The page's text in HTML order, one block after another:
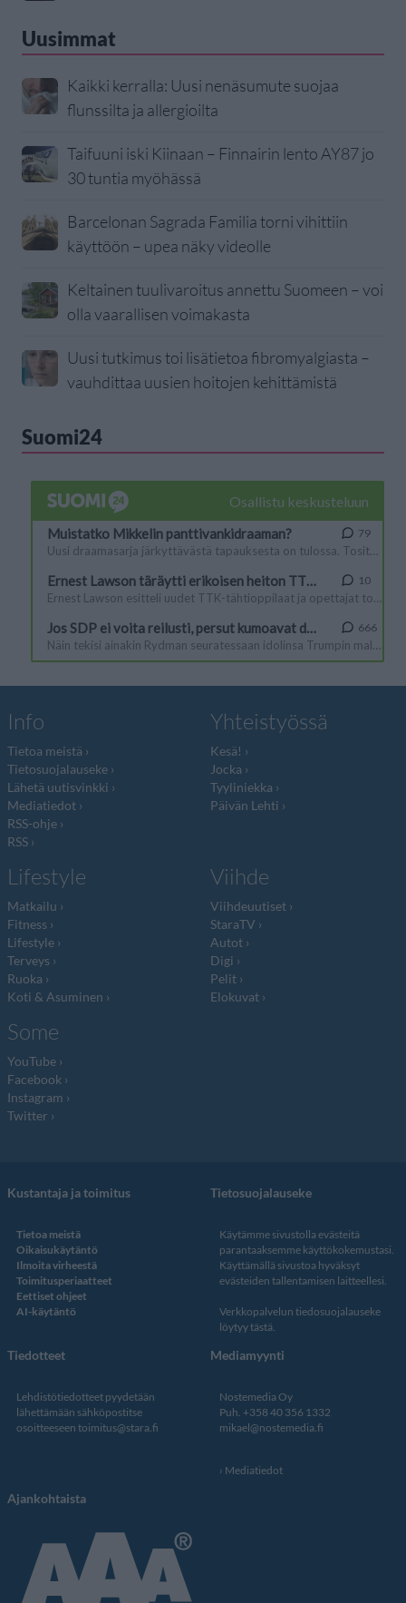
Uusimmat
Kaikki kerralla: Uusi nenäsumute suojaa
flunssilta ja allergioilta
Taifuuni iski Kiinaan – Finnairin lento AY87 jo
30 tuntia myöhässä
Barcelonan Sagrada Familia torni vihittiin
käyttöön – upea näky videolle
Keltainen tuulivaroitus annettu Suomeen – voi
olla vaarallisen voimakasta
Uusi tutkimus toi lisätietoa fibromyalgiasta –
vauhdittaa uusien hoitojen kehittämistä
Suomi24
Info
Tietoa meistä
Tietosuojalauseke
Lähetä uutisvinkki
Mediatiedot
RSS-ohje
RSS
Yhteistyössä
Kesä!
Jocka
Tyyliniekka
Päivän Lehti
Lifestyle
Matkailu
Fitness
Lifestyle
Terveys
Ruoka
Koti & Asuminen
Viihde
Viihdeuutiset
StaraTV
Autot
Digi
Pelit
Elokuvat
Some
YouTube
Facebook
Instagram
Twitter
Kustantaja ja toimitus
Tietoa meistä
Oikaisukäytäntö
Ilmoita virheestä
Toimitusperiaatteet
Eettiset ohjeet
AI-käytäntö
Tietosuojalauseke
Käytämme sivustolla evästeitä
parantaaksemme käyttökokemustasi.
Käyttämällä sivustoa hyväksyt
evästeiden tallentamisen laitteellesi.
Verkkopalvelun tiedosuojalauseke
löytyy tästä
Tiedotteet
Lehdistötiedotteet pyydetään
lähettämään sähköpostitse
osoitteeseen toimitus@stara.fi
Mediamyynti
Nostemedia Oy
Puh. +358 40 356 1332
mikael@nostemedia.fi
Mediatiedot
Ajankohtaista